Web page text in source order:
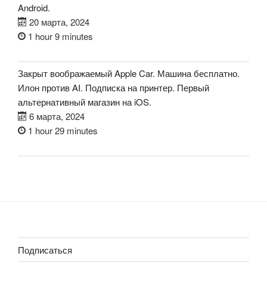
Android.
20 марта, 2024
1 hour 9 minutes
Закрыт воображаемый Apple Car. Машина бесплатно.
Илон против AI. Подписка на принтер. Первый
альтернативный магазин на iOS.
6 марта, 2024
1 hour 29 minutes
Подписаться